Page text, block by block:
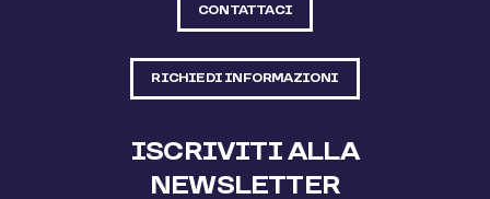
CONTATTACI
RICHIEDI INFORMAZIONI
ISCRIVITI ALLA
NEWSLETTER